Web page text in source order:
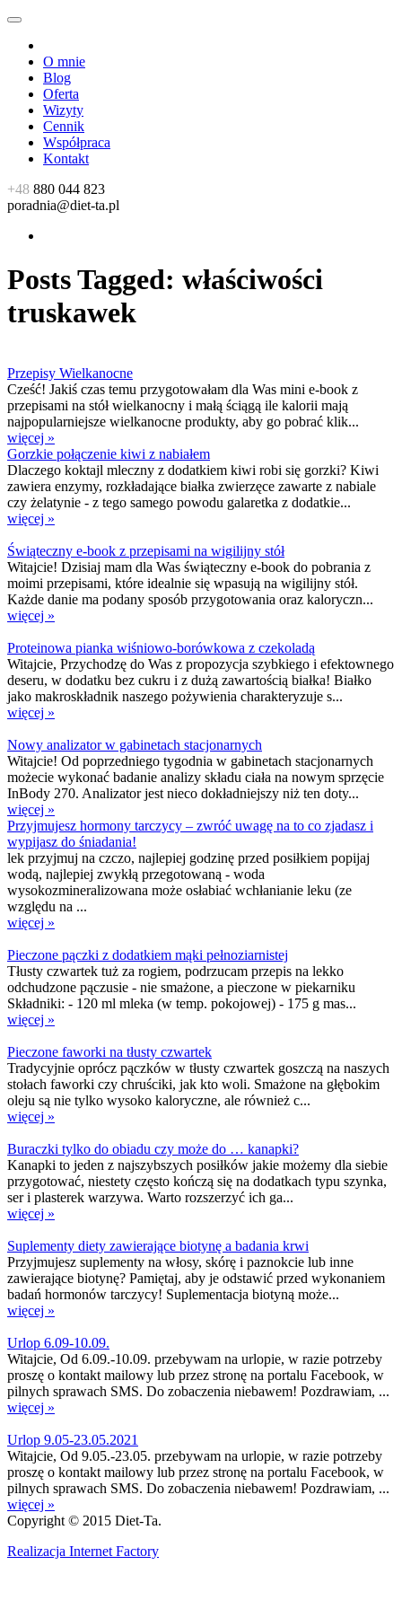
O mnie
Blog
Oferta
Wizyty
Cennik
Współpraca
Kontakt
+48 880 044 823
poradnia@diet-ta.pl
Posts Tagged: właściwości
truskawek
Przepisy Wielkanocne
Cześć! Jakiś czas temu przygotowałam dla Was mini e-book z
przepisami na stół wielkanocny i małą ściągą ile kalorii mają
najpopularniejsze wielkanocne produkty, aby go pobrać klik...
więcej »
Gorzkie połączenie kiwi z nabiałem
Dlaczego koktajl mleczny z dodatkiem kiwi robi się gorzki? Kiwi
zawiera enzymy, rozkładające białka zwierzęce zawarte z nabiale
czy żelatynie - z tego samego powodu galaretka z dodatkie...
więcej »
Świąteczny e-book z przepisami na wigilijny stół
Witajcie! Dzisiaj mam dla Was świąteczny e-book do pobrania z
moimi przepisami, które idealnie się wpasują na wigilijny stół.
Każde danie ma podany sposób przygotowania oraz kaloryczn...
więcej »
Proteinowa pianka wiśniowo-borówkowa z czekoladą
Witajcie, Przychodzę do Was z propozycja szybkiego i efektownego
deseru, w dodatku bez cukru i z dużą zawartością białka! Białko
jako makroskładnik naszego pożywienia charakteryzuje s...
więcej »
Nowy analizator w gabinetach stacjonarnych
Witajcie! Od poprzedniego tygodnia w gabinetach stacjonarnych
możecie wykonać badanie analizy składu ciała na nowym sprzęcie
InBody 270. Analizator jest nieco dokładniejszy niż ten doty...
więcej »
Przyjmujesz hormony tarczycy – zwróć uwagę na to co zjadasz i
wypijasz do śniadania!
lek przyjmuj na czczo, najlepiej godzinę przed posiłkiem popijaj
wodą, najlepiej zwykłą przegotowaną - woda
wysokozmineralizowana może osłabiać wchłanianie leku (ze
względu na ...
więcej »
Pieczone pączki z dodatkiem mąki pełnoziarnistej
Tłusty czwartek tuż za rogiem, podrzucam przepis na lekko
odchudzone pączusie - nie smażone, a pieczone w piekarniku
Składniki: - 120 ml mleka (w temp. pokojowej) - 175 g mas...
więcej »
Pieczone faworki na tłusty czwartek
Tradycyjnie oprócz pączków w tłusty czwartek goszczą na naszych
stołach faworki czy chruściki, jak kto woli. Smażone na głębokim
oleju są nie tylko wysoko kaloryczne, ale również c...
więcej »
Buraczki tylko do obiadu czy może do … kanapki?
Kanapki to jeden z najszybszych posiłków jakie możemy dla siebie
przygotować, niestety często kończą się na dodatkach typu szynka,
ser i plasterek warzywa. Warto rozszerzyć ich ga...
więcej »
Suplementy diety zawierające biotynę a badania krwi
Przyjmujesz suplementy na włosy, skórę i paznokcie lub inne
zawierające biotynę? Pamiętaj, aby je odstawić przed wykonaniem
badań hormonów tarczycy! Suplementacja biotyną może...
więcej »
Urlop 6.09-10.09.
Witajcie, Od 6.09.-10.09. przebywam na urlopie, w razie potrzeby
proszę o kontakt mailowy lub przez stronę na portalu Facebook, w
pilnych sprawach SMS. Do zobaczenia niebawem! Pozdrawiam, ...
więcej »
Urlop 9.05-23.05.2021
Witajcie, Od 9.05.-23.05. przebywam na urlopie, w razie potrzeby
proszę o kontakt mailowy lub przez stronę na portalu Facebook, w
pilnych sprawach SMS. Do zobaczenia niebawem! Pozdrawiam, ...
więcej »
Copyright © 2015 Diet-Ta.
Realizacja Internet Factory